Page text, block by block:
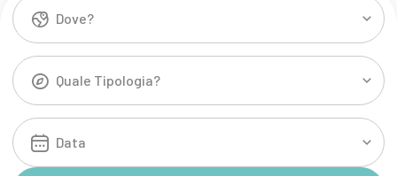
Dove?
Quale Tipologia?